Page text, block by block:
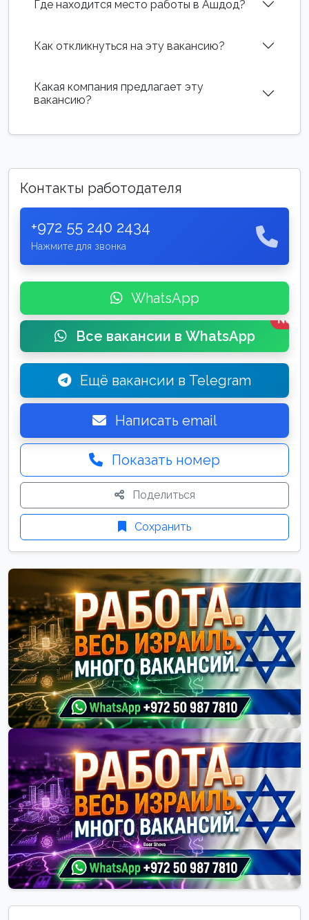
Где находится место работы в Ашдод?
Как откликнуться на эту вакансию?
Какая компания предлагает эту
вакансию?
Контакты работодателя
+972 55 240 2434
Нажмите для звонка
WhatsApp
Все вакансии в WhatsApp
New
Ещё вакансии в Telegram
Написать email
Показать номер
Поделиться
Сохранить